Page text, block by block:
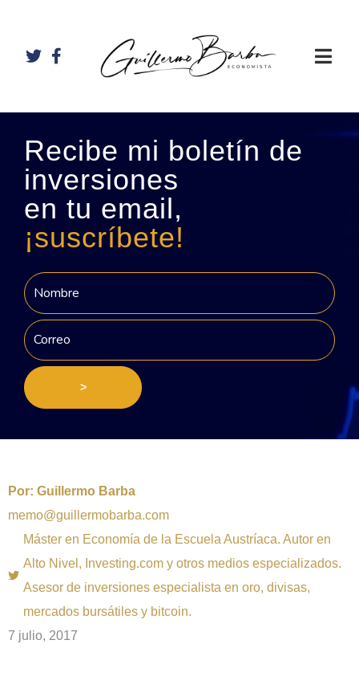
Recibe mi boletín de
inversiones
en tu email,
¡suscríbete!
>
Por: Guillermo Barba
memo@guillermobarba.com
Máster en Economía de la Escuela Austríaca. Autor en
Alto Nivel, Investing.com y otros medios especializados.
Asesor de inversiones especialista en oro, divisas,
mercados bursátiles y bitcoin.
7 julio, 2017